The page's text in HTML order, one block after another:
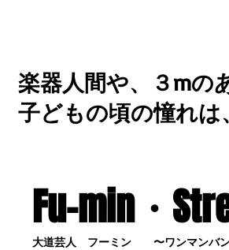
楽器人間や、３mの
子どもの頃の憧れ
Fu-min・S
大道芸人 フーミン 〜ワンマンバン